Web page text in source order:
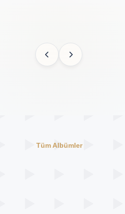
Tüm Albümler